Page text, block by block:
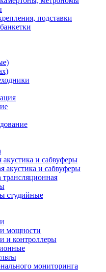
подставки
акустика и сабвуферы
акустика и сабвуферы
трансляционная
студийные
мощности
и контроллеры
мониторинга